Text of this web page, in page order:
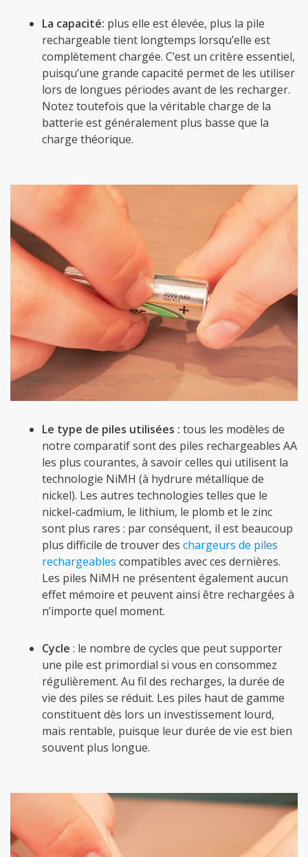
La capacité: plus elle est élevée, plus la pile
rechargeable tient longtemps lorsqu’elle est
complètement chargée. C’est un critère essentiel,
puisqu’une grande capacité permet de les utiliser
lors de longues périodes avant de les recharger.
Notez toutefois que la véritable charge de la
batterie est généralement plus basse que la
charge théorique.
Le type de piles utilisées : tous les modèles de
notre comparatif sont des piles rechargeables AA
les plus courantes, à savoir celles qui utilisent la
technologie NiMH (à hydrure métallique de
nickel). Les autres technologies telles que le
nickel-cadmium, le lithium, le plomb et le zinc
sont plus rares : par conséquent, il est beaucoup
plus difficile de trouver des chargeurs de piles
rechargeables compatibles avec ces dernières.
Les piles NiMH ne présentent également aucun
effet mémoire et peuvent ainsi être rechargées à
n’importe quel moment.
Cycle : le nombre de cycles que peut supporter
une pile est primordial si vous en consommez
régulièrement. Au fil des recharges, la durée de
vie des piles se réduit. Les piles haut de gamme
constituent dès lors un investissement lourd,
mais rentable, puisque leur durée de vie est bien
souvent plus longue.